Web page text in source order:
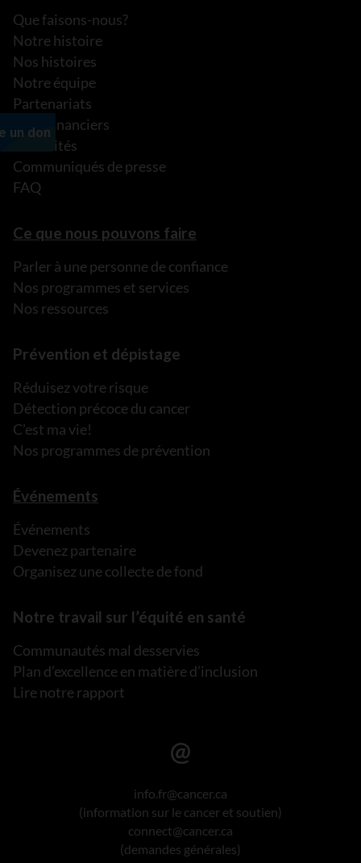
Que faisons-nous?
Notre histoire
Nos histoires
Notre équipe
Partenariats
États financiers
Actualités
Communiqués de presse
FAQ
Ce que nous pouvons faire
Parler à une personne de confiance
Nos programmes et services
Nos ressources
Prévention et dépistage
Réduisez votre risque
Détection précoce du cancer
C’est ma vie!
Nos programmes de prévention
Événements
Événements
Devenez partenaire
Organisez une collecte de fond
Notre travail sur l’équité en santé
Communautés mal desservies
Plan d’excellence en matière d’inclusion
Lire notre rapport
info.fr@cancer.ca
(information sur le cancer et soutien)
connect@cancer.ca
(demandes générales)